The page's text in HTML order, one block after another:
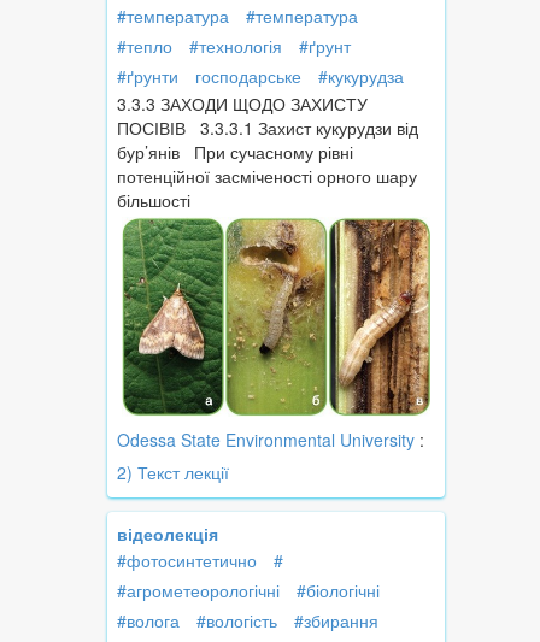
#температура
#температура
#тепло
#технологія
#ґрунт
#ґрунти
господарське
#кукурудза
3.3.3 ЗАХОДИ ЩОДО ЗАХИСТУ
ПОСІВІВ 3.3.3.1 Захист кукурудзи від
бур’янів При сучасному рівні
потенційної засміченості орного шару
більшості
Odessa State Environmental University :
2) Текст лекції
відеолекція
#фотосинтетично
#
#агрометеорологічні
#біологічні
#волога
#вологість
#збирання